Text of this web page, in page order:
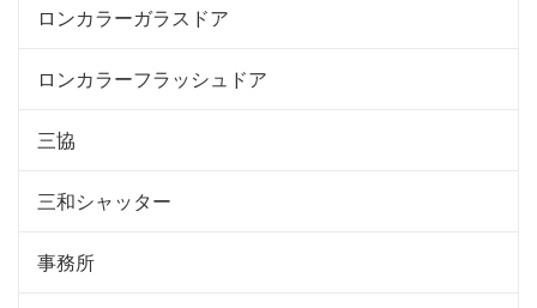
ロンカラーガラスドア
ロンカラーフラッシュドア
三協
三和シャッター
事務所